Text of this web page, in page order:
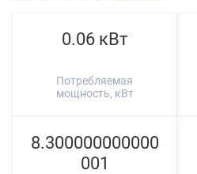
0.06 кВт
Потребляемая
мощность, кВт
8.300000000000
001